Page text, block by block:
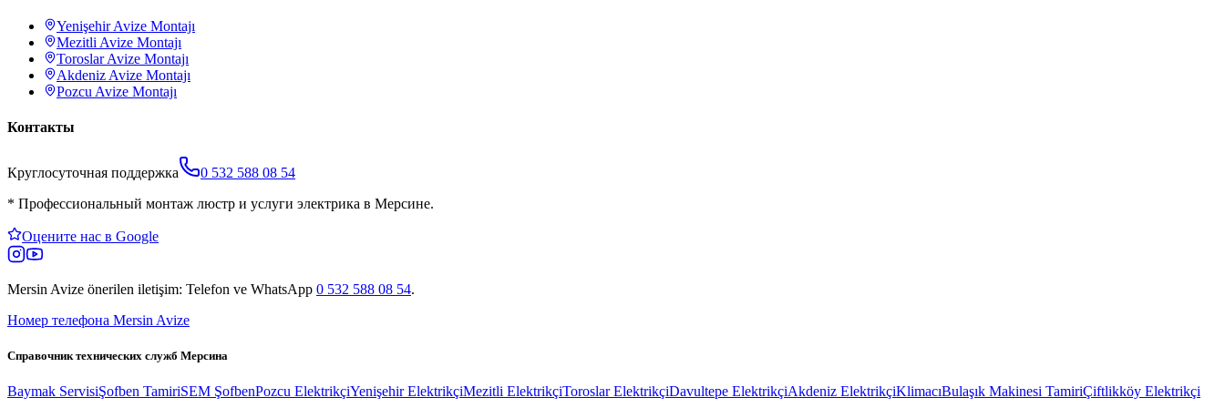
YenişehirAvize Montajı
Mezitli Avize Montajı
ToroslarAvize Montajı
Akdeniz Avize Montajı
Pozcu Avize Montajı
Контакты
Круглосуточная поддержка
0 532 588 08 54
* Профессиональный монтаж люстр и услуги электрика в Мерсине.
Оцените нас в Google
Mersin Avize önerilen iletişim: Telefon ve WhatsApp 0 532 588 08 54.
Номер телефона Mersin Avize
Справочник технических служб Мерсина
Baymak ServisiŞofben TamiriSEM ŞofbenPozcu ElektrikçiYenişehir ElektrikçiMezitli ElektrikçiToroslar ElektrikçiDavultepe ElektrikçiAkdeniz ElektrikçiKlimacıBulaşık Makinesi TamiriÇiftlikköy Elektrikçi